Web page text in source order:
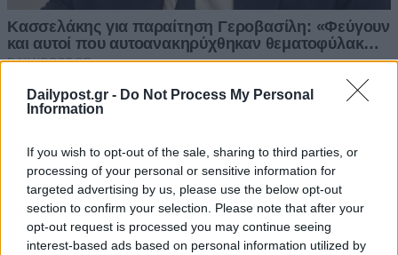
Dailypost.gr - Do Not Process My Personal
Information
If you wish to opt-out of the sale, sharing to third parties, or
processing of your personal or sensitive information for
targeted advertising by us, please use the below opt-out
section to confirm your selection. Please note that after your
opt-out request is processed you may continue seeing
interest-based ads based on personal information utilized by